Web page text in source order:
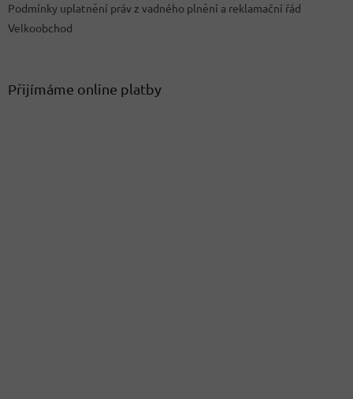
Podmínky uplatnění práv z vadného plnění a reklamační řád
Velkoobchod
Přijímáme online platby